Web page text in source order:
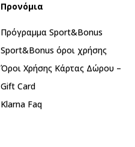
Προνόμια
Πρόγραμμα Sport&Bonus
Sport&Bonus όροι χρήσης
Όροι Χρήσης Κάρτας Δώρου –
Gift Card
Klarna Faq